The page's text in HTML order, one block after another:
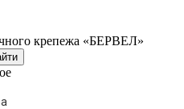
крепежа «БЕРВЕЛ»